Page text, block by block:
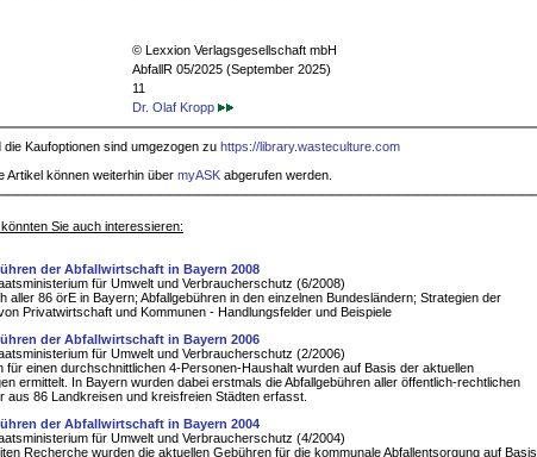
© Lexxion Verlagsgesellschaft mbH
AbfallR 05/2025 (September 2025)
11
Dr. Olaf Kropp
die Kaufoptionen sind umgezogen zu https://library.wasteculture.com
Artikel können weiterhin über myASK abgerufen werden.
Sie auch interessieren:
der Abfallwirtschaft in Bayern 2008
für Umwelt und Verbraucherschutz (6/2008)
aller 86 örE in Bayern; Abfallgebühren in den einzelnen Bundesländern; Strategien der
Privatwirtschaft und Kommunen - Handlungsfelder und Beispiele
der Abfallwirtschaft in Bayern 2006
für Umwelt und Verbraucherschutz (2/2006)
für einen durchschnittlichen 4-Personen-Haushalt wurden auf Basis der aktuellen
ermittelt. In Bayern wurden dabei erstmals die Abfallgebühren aller öffentlich-rechtlichen
aus 86 Landkreisen und kreisfreien Städten erfasst.
der Abfallwirtschaft in Bayern 2004
für Umwelt und Verbraucherschutz (4/2004)
Recherche wurden die aktuellen Gebühren für die kommunale Abfallentsorgung auf Basis